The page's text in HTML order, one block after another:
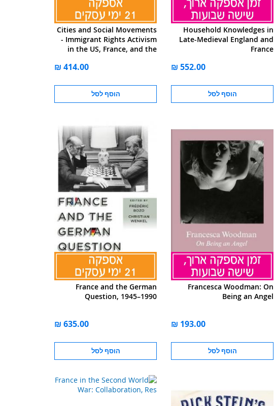
Household Knowledges in
Late-Medieval England and
France
הוסף לסל
Cities and Social Movements
- Immigrant Rights Activism
in the US, France, and the
הוסף לסל
Francesca Woodman: On
Being an Angel
הוסף לסל
France and the German
Question, 1945–1990
הוסף לסל